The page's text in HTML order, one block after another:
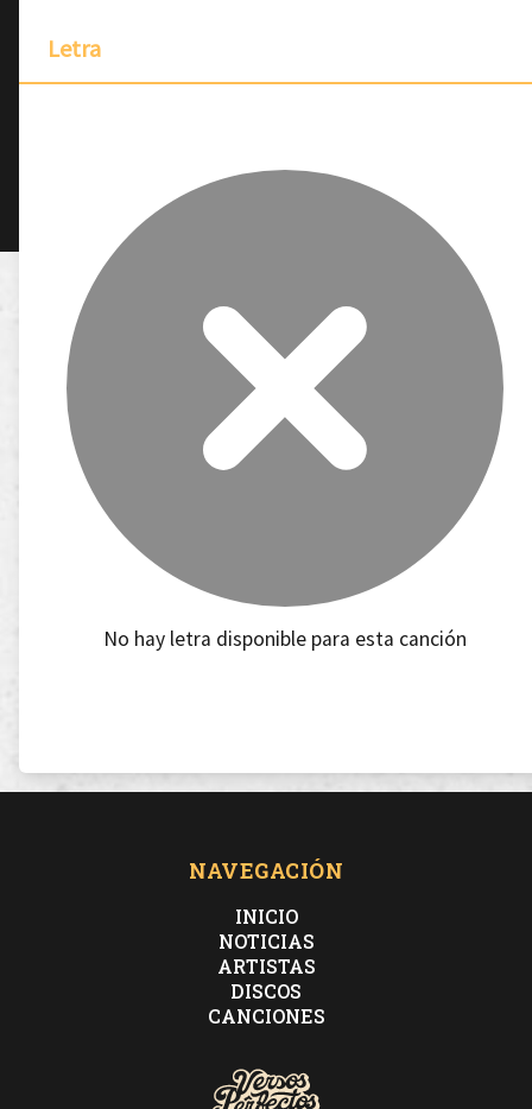
Letra
No hay letra disponible para esta canción
NAVEGACIÓN
INICIO
NOTICIAS
ARTISTAS
DISCOS
CANCIONES